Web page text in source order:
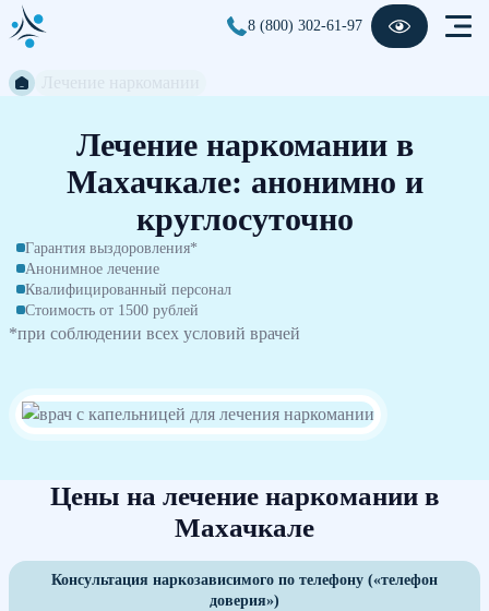
8 (800) 302-61-97
Лечение наркомании в
Махачкале: анонимно и
круглосуточно
Гарантия выздоровления*
Анонимное лечение
Квалифицированный персонал
Стоимость от 1500 рублей
*при соблюдении всех условий врачей
Цены на лечение наркомании в
Махачкале
Консультация наркозависимого по телефону («телефон
доверия»)